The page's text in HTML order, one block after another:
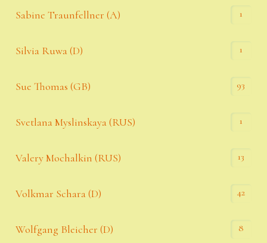
Sabine Traunfellner (A) 1
Silvia Ruwa (D) 1
Sue Thomas (GB) 93
Svetlana Myslinskaya (RUS) 1
Valery Mochalkin (RUS) 13
Volkmar Schara (D) 42
Wolfgang Bleicher (D) 8